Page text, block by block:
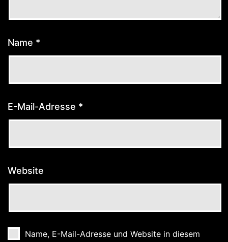
Name *
E-Mail-Adresse *
Website
Name, E-Mail-Adresse und Website in diesem